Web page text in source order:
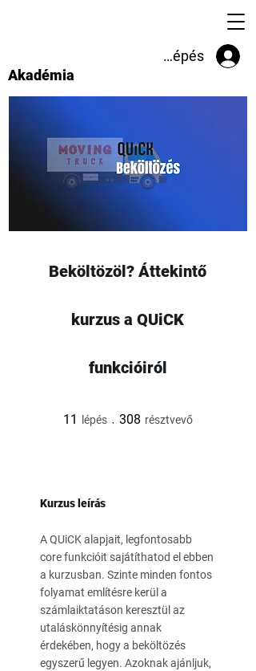
Akadémia belépés
Akadémia
Beköltözöl? Áttekintő
kurzus a QUiCK
funkcióiról
11 lépés 11 lépés
308 résztvevő
Kurzus leírás
A QUiCK alapjait, legfontosabb
core funkcióit sajátíthatod el ebben
a kurzusban. Szinte minden fontos
folyamat említésre kerül a
számlaiktatáson keresztül az
utaláskönnyítésig annak
érdekében, hogy a beköltözés
egyszerű legyen. Azoknak ajánljuk,